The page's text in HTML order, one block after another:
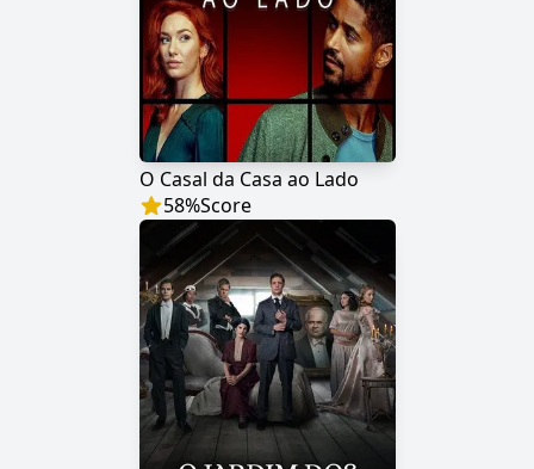
O Casal da Casa ao Lado
58%Score